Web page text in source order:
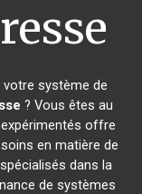
système de
? Vous êtes au
offre
en matière de
dans la
de systèmes